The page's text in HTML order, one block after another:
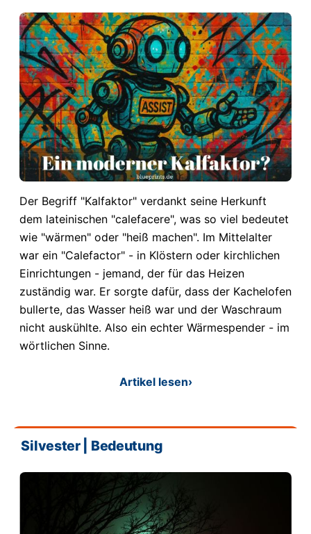
Der Begriff "Kalfaktor" verdankt seine Herkunft
dem lateinischen "calefacere", was so viel bedeutet
wie "wärmen" oder "heiß machen". Im Mittelalter
war ein "Calefactor" - in Klöstern oder kirchlichen
Einrichtungen - jemand, der für das Heizen
zuständig war. Er sorgte dafür, dass der Kachelofen
bullerte, das Wasser heiß war und der Waschraum
nicht auskühlte. Also ein echter Wärmespender - im
wörtlichen Sinne.
Artikel lesen›
Silvester | Bedeutung